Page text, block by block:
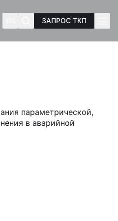
ЗАПРОС ТКП
параметрической,
в аварийной